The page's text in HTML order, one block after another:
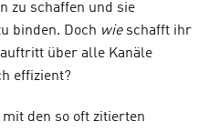
zu schaffen und sie
binden. Doch wieschafft ihr
über alle Kanäle
effizient?
den so oft zitierten